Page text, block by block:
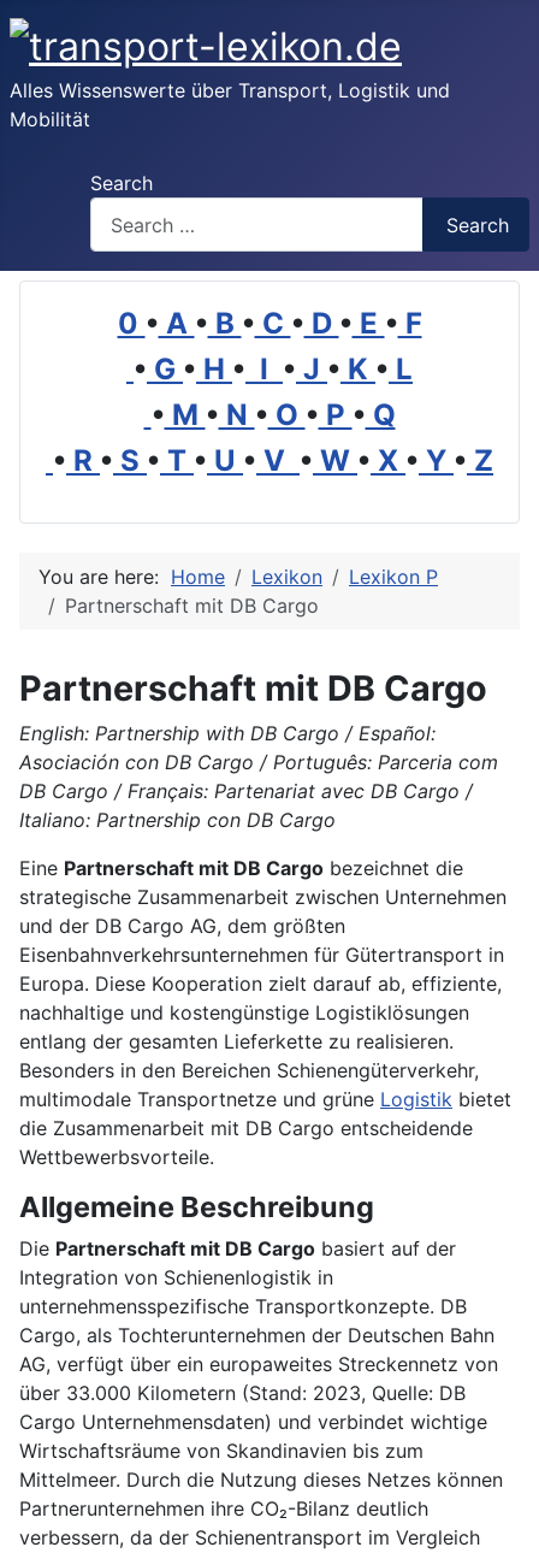
Alles Wissenswerte über Transport, Logistik und
Mobilität
Search
Search
0 • A • B • C • D • E • F
• G • H • I • J • K • L
• M • N • O • P • Q
• R • S • T • U • V • W • X • Y • Z
You are here: Home Lexikon
Lexikon P
Partnerschaft mit DB Cargo
Partnerschaft mit DB Cargo
English: Partnership with DB Cargo / Español:
Asociación con DB Cargo / Português: Parceria com
DB Cargo / Français: Partenariat avec DB Cargo /
Italiano: Partnership con DB Cargo
Eine Partnerschaft mit DB Cargo bezeichnet die
strategische Zusammenarbeit zwischen Unternehmen
und der DB Cargo AG, dem größten
Eisenbahnverkehrsunternehmen für Gütertransport in
Europa. Diese Kooperation zielt darauf ab, effiziente,
nachhaltige und kostengünstige Logistiklösungen
entlang der gesamten Lieferkette zu realisieren.
Besonders in den Bereichen Schienengüterverkehr,
multimodale Transportnetze und grüne Logistik bietet
die Zusammenarbeit mit DB Cargo entscheidende
Wettbewerbsvorteile.
Allgemeine Beschreibung
Die Partnerschaft mit DB Cargo basiert auf der
Integration von Schienenlogistik in
unternehmensspezifische Transportkonzepte. DB
Cargo, als Tochterunternehmen der Deutschen Bahn
AG, verfügt über ein europaweites Streckennetz von
über 33.000 Kilometern (Stand: 2023, Quelle: DB
Cargo Unternehmensdaten) und verbindet wichtige
Wirtschaftsräume von Skandinavien bis zum
Mittelmeer. Durch die Nutzung dieses Netzes können
Partnerunternehmen ihre CO₂-Bilanz deutlich
verbessern, da der Schienentransport im Vergleich